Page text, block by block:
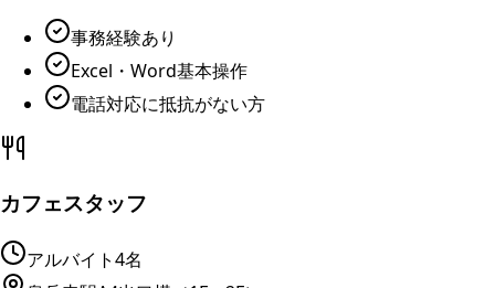
事務経験あり
Excel・Word基本操作
電話対応に抵抗がない方
カフェスタッフ
アルバイト4名